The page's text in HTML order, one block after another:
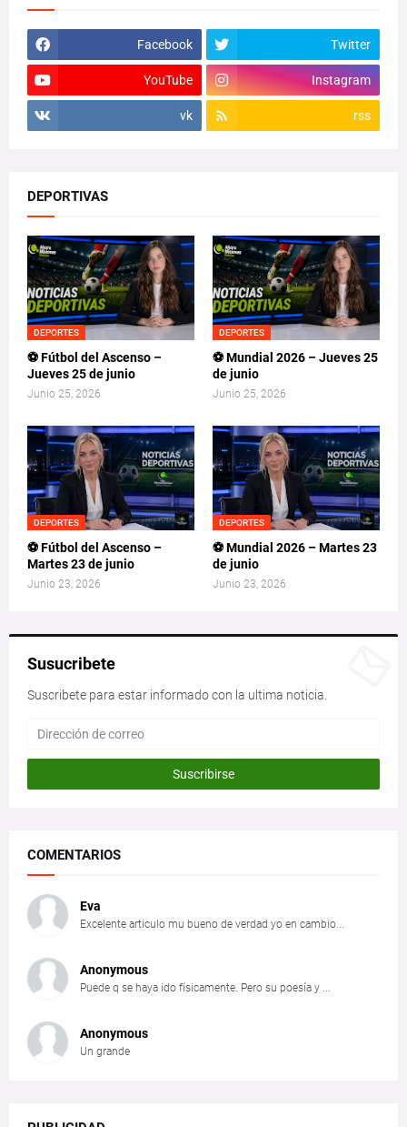
Facebook Twitter
YouTube Instagram
vk rss
DEPORTIVAS
DEPORTES
⚽ Fútbol del Ascenso –
Jueves 25 de junio
Junio 25, 2026
DEPORTES
⚽ Mundial 2026 – Jueves 25
de junio
Junio 25, 2026
DEPORTES
⚽ Fútbol del Ascenso –
Martes 23 de junio
Junio 23, 2026
DEPORTES
⚽ Mundial 2026 – Martes 23
de junio
Junio 23, 2026
Susucribete
Suscribete para estar informado con la ultima noticia.
COMENTARIOS
Eva
Excelente articulo mu bueno de verdad yo en cambio...
Anonymous
Puede q se haya ido físicamente. Pero su poesía y ...
Anonymous
Un grande